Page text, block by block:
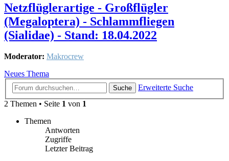
Netzflüglerartige - Großflügler
(Megaloptera) - Schlammfliegen
(Sialidae) - Stand: 18.04.2022
Moderator: Makrocrew
Neues Thema
Suche
Erweiterte Suche
2 Themen • Seite 1 von 1
Themen
Antworten
Zugriffe
Letzter Beitrag